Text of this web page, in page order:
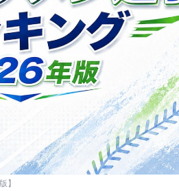
】